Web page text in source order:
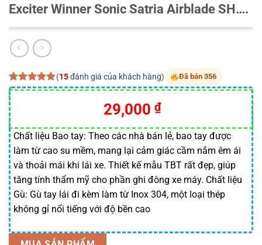
Exciter Winner Sonic Satria Airblade SH….
5.00trên 5
dựa trên
15
đánh giá
(15đánh giá của khách hàng) Đã bán 356
29,000 ₫
Chất liệu Bao tay: Theo các nhà bán lẻ, bao tay được
làm từ cao su mềm, mang lại cảm giác cầm nắm êm ái
và thoải mái khi lái xe. Thiết kế mẫu TBT rất đẹp, giúp
tăng tính thẩm mỹ cho phần ghi đông xe máy. Chất liệu
Gù: Gù tay lái đi kèm làm từ Inox 304, một loại thép
không gỉ nổi tiếng với độ bền cao